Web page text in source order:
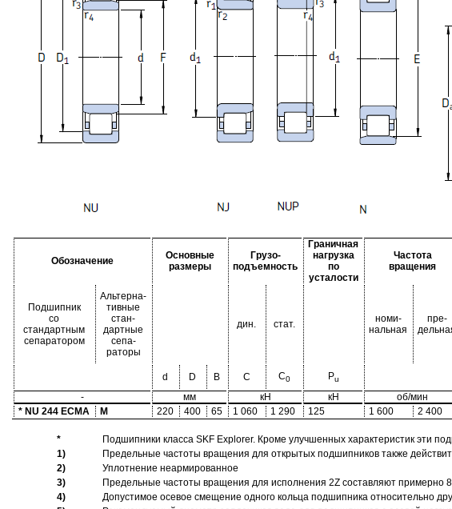
Обозначение
Основные
размеры
Грузо-
подъемность
Граничная
нагрузка
по
усталости
Частота
вращения
Подшипник
со
стандартным
сепаратором
Альтерна-
тивные
стан-
дартные
сепа-
раторы
дин. стат.
номи-
нальная
пре-
d D B C C0 Pu
-
мм кН кН об/мин
* NU 244 ECMA
M 220 400 65 1 060 1 290 125 1 600 2 400
*
Подшипники класса SKF Explorer. Кроме улучшенных характеристик эти
1)
Предельные частоты вращения для открытых подшипников также
2)
Уплотнение неармированное
3)
Предельные частоты вращения для исполнения 2Z составляют примерно
4)
Допустимое осевое смещение одного кольца подшипника относительно